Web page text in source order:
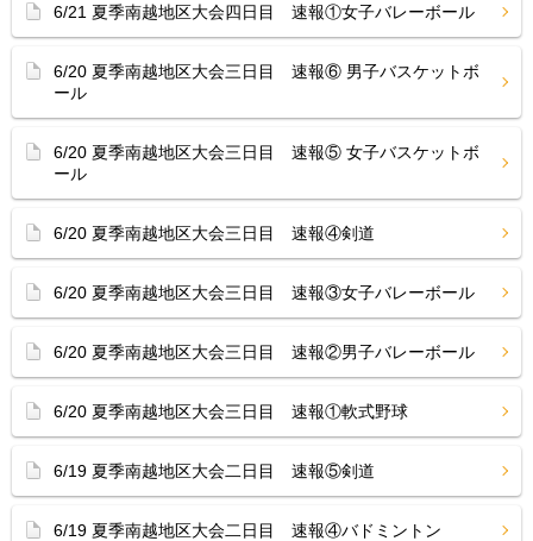
6/21 夏季南越地区大会四日目 速報①女子バレーボール
6/20 夏季南越地区大会三日目 速報⑥ 男子バスケットボ
ール
6/20 夏季南越地区大会三日目 速報⑤ 女子バスケットボ
ール
6/20 夏季南越地区大会三日目 速報④剣道
6/20 夏季南越地区大会三日目 速報③女子バレーボール
6/20 夏季南越地区大会三日目 速報②男子バレーボール
6/20 夏季南越地区大会三日目 速報①軟式野球
6/19 夏季南越地区大会二日目 速報⑤剣道
6/19 夏季南越地区大会二日目 速報④バドミントン